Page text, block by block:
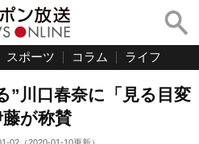
スポーツ コラム ライフ
”川口春奈に「見る目変
が称賛